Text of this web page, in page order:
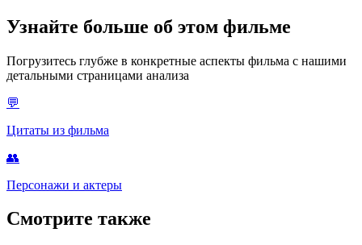
Узнайте больше об этом фильме
Погрузитесь глубже в конкретные аспекты фильма с нашими
детальными страницами анализа
💬
Цитаты из фильма
👥
Персонажи и актеры
Смотрите также